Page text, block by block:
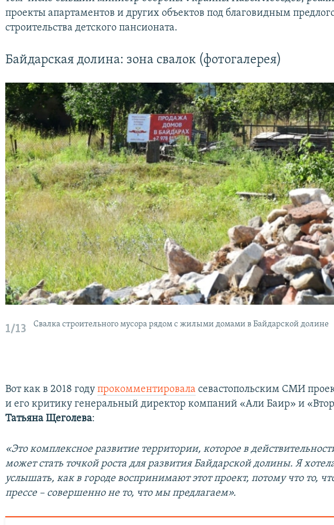
проекты апартаментов и других объектов под благовидным
строительства детского пансионата.
Байдарская долина: зона свалок (фотогалерея)
1/13 Свалка строительного мусора рядом с жилыми домами в Байдарской долине
Вот как в 2018 годупрокомментировала севастопольским СМИ
и его критику генеральный директор компаний «Али Баир» и
Татьяна Щеголева:
«Это комплексное развитие территории, которое в
может стать точкой роста для развития Байдарской долины. Я
услышать, как в городе воспринимают этот проект, потому что то,
прессе – совершенно не то, что мы предлагаем».